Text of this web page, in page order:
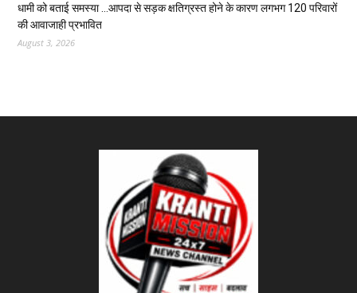
धामी को बताई समस्या …आपदा से सड़क क्षतिग्रस्त होने के कारण लगभग 120 परिवारों
की आवाजाही प्रभावित
August 3, 2026